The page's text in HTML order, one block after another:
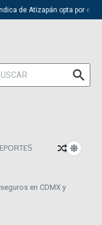
de Atizapán opta por el
en CDMX y